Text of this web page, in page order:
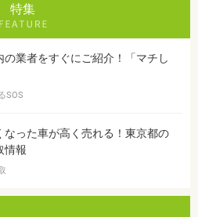
特集
の業者をすぐにご紹介！「マチし
SOS
なった車が高く売れる！東京都の
情報